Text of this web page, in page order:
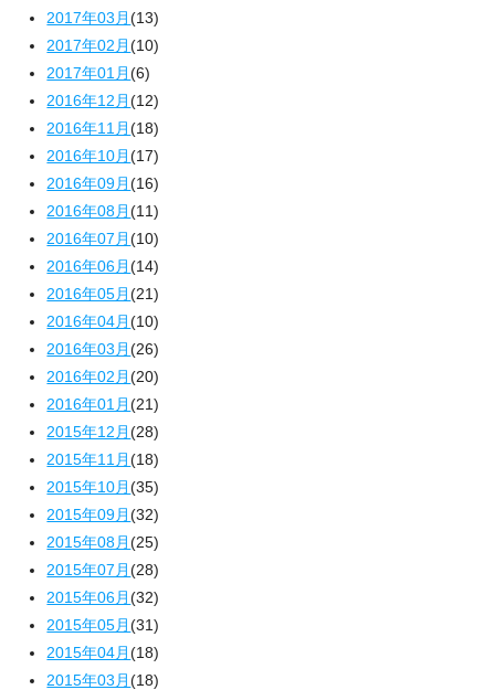
2017年03月(13)
2017年02月(10)
2017年01月(6)
2016年12月(12)
2016年11月(18)
2016年10月(17)
2016年09月(16)
2016年08月(11)
2016年07月(10)
2016年06月(14)
2016年05月(21)
2016年04月(10)
2016年03月(26)
2016年02月(20)
2016年01月(21)
2015年12月(28)
2015年11月(18)
2015年10月(35)
2015年09月(32)
2015年08月(25)
2015年07月(28)
2015年06月(32)
2015年05月(31)
2015年04月(18)
2015年03月(18)